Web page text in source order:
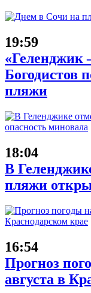
19:59
«Геленджик
Богодистов
пляжи
18:04
В
пляжи
16:54
Прогноз
августа в